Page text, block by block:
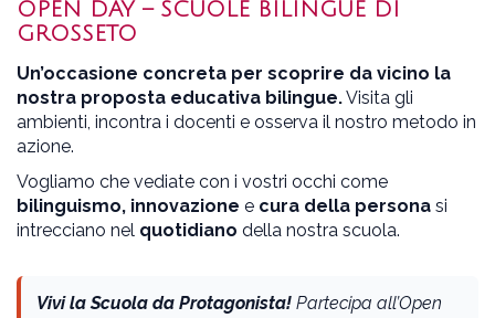
OPEN DAY – SCUOLE BILINGUE DI
GROSSETO
Un’occasione concreta per scoprire da vicino la
nostra proposta educativa bilingue.Visita gli
ambienti, incontra i docenti e osserva il nostro metodo in
azione.
Vogliamo che vediate con i vostri occhi come
bilinguismo, innovazione e cura della persona si
intrecciano nel quotidiano della nostra scuola.
Vivi la Scuola da Protagonista! Partecipa all’Open